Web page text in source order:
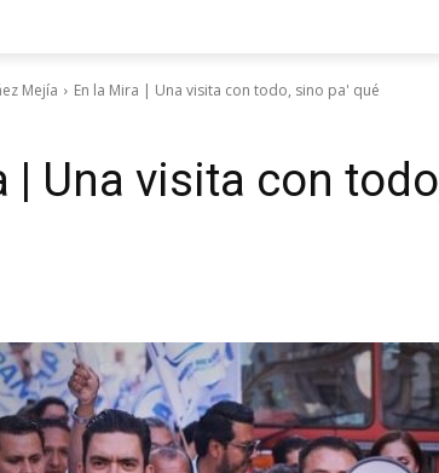
Mejía En la Mira | Una visita con todo, sino pa' qué
| Una visita con